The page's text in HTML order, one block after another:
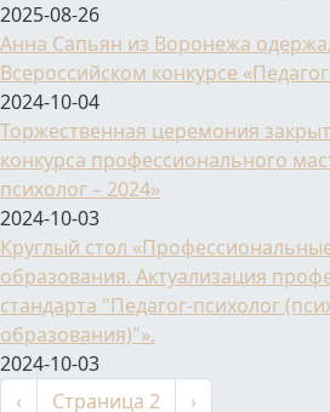
2025-08-26
Анна Сапьян из Воронежа
Всероссийском конкурсе
2024-10-04
Торжественная церемония
конкурса профессионального
психолог – 2024»
2024-10-03
Круглый стол
образования. Актуализация
стандарта "Педагог-психолог
образования)"».
2024-10-03
Нумерация страниц
←‹ Страница 2 Следующая
›